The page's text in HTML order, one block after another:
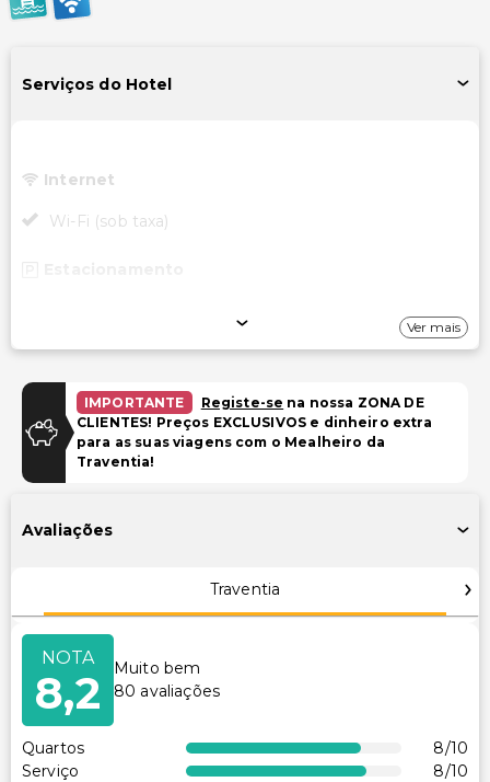
Serviços do Hotel
Internet
Wi-Fi (sob taxa)
Piscina e Bem-estar
Piscina ao ar livre sazonal
Acessibilidade
Recepção acessível para cadeira de rodas
Ver mais
IMPORTANTE Registe-se na nossa ZONA DE
CLIENTES! Preços EXCLUSIVOS e dinheiro extra
para as suas viagens com o Mealheiro da
Traventia!
Avaliações
Traventia
NOTA
8,2
Muito bem
80 avaliações
Quartos 8/10
Serviço
8/10